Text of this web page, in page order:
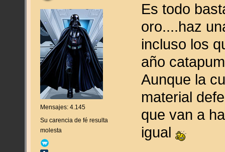
Mensajes: 4.145
Su carencia de fé resulta
molesta
Es todo
oro....haz
incluso los
año
Aunque la
material
que van a
igual